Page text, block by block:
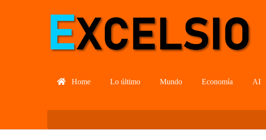
Home Lo último Mundo Economía AI